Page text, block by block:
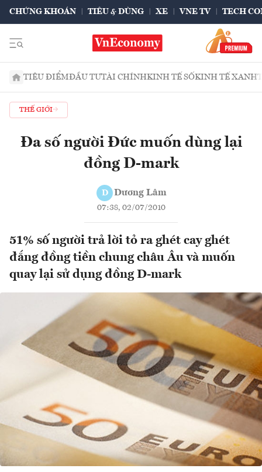
CHỨNG KHOÁN TIÊU & DÙNG XE VNE TV TECH
TIÊU ĐIỂMĐẦU TƯTÀI CHÍNHKINH TẾ SỐKINH TẾ XANH
THẾ GIỚI
Đa số người Đức muốn dùng lại
đồng D-mark
D Dương Lâm
07:38, 02/07/2010
51% số người trả lời tỏ ra ghét cay ghét
đắng đồng tiền chung châu Âu và muốn
quay lại sử dụng đồng D-mark